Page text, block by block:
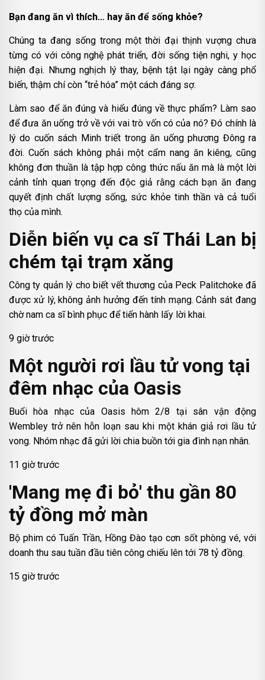
Bạn đang ăn vì thích… hay ăn để sống khỏe?
Chúng ta đang sống trong một thời đại thịnh vượng chưa
từng có với công nghệ phát triển, đời sống tiện nghi, y học
hiện đại. Nhưng nghịch lý thay, bệnh tật lại ngày càng phổ
biến, thậm chí còn “trẻ hóa” một cách đáng sợ.
Làm sao để ăn đúng và hiểu đúng về thực phẩm? Làm sao
để đưa ăn uống trở về với vai trò vốn có của nó? Đó chính là
lý do cuốn sách Minh triết trong ăn uống phương Đông ra
đời. Cuốn sách không phải một cẩm nang ăn kiêng, cũng
không đơn thuần là tập hợp công thức nấu ăn mà là một lời
cảnh tỉnh quan trọng đến độc giả rằng cách bạn ăn đang
quyết định chất lượng sống, sức khỏe tinh thần và cả tuổi
thọ của mình.
Diễn biến vụ ca sĩ Thái Lan bị
chém tại trạm xăng
Công ty quản lý cho biết vết thương của Peck Palitchoke đã
được xử lý, không ảnh hưởng đến tính mạng. Cảnh sát đang
chờ nam ca sĩ bình phục để tiến hành lấy lời khai.
9 giờ trước
Một người rơi lầu tử vong tại
đêm nhạc của Oasis
Buổi hòa nhạc của Oasis hôm 2/8 tại sân vận động
Wembley trở nên hỗn loạn sau khi một khán giả rơi lầu tử
vong. Nhóm nhạc đã gửi lời chia buồn tới gia đình nạn nhân.
11 giờ trước
'Mang mẹ đi bỏ' thu gần 80
tỷ đồng mở màn
Bộ phim có Tuấn Trần, Hồng Đào tạo cơn sốt phòng vé, với
doanh thu sau tuần đầu tiên công chiếu lên tới 78 tỷ đồng.
15 giờ trước